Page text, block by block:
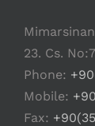
23. Cs.
Phone:
Mobile:
Fax: